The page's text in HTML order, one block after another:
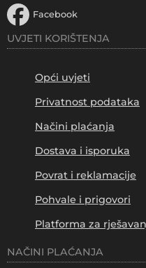
Facebook
UVJETI KORIŠTENJA
Opći uvjeti
Privatnost podataka
Načini plaćanja
Dostava i isporuka
Povrat i reklamacije
Pohvale i prigovori
Platforma za
NAČINI PLAĆANJA